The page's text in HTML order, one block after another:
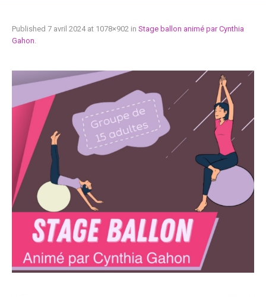
Published 7 avril 2024at 1078×902 in Stage ballon animé par Cynthia
Gahon.